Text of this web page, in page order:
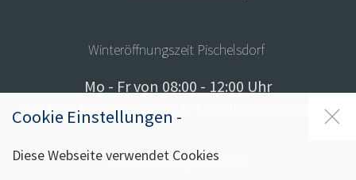
Winteröffnungszeit Pischelsdorf
Mo - Fr von 08:00 - 12:00 Uhr
Nachmittags gerne nach Terminvereinbarung
Winteröffnungszeit Graz
Cookie Einstellungen -
Diese Webseite verwendet Cookies